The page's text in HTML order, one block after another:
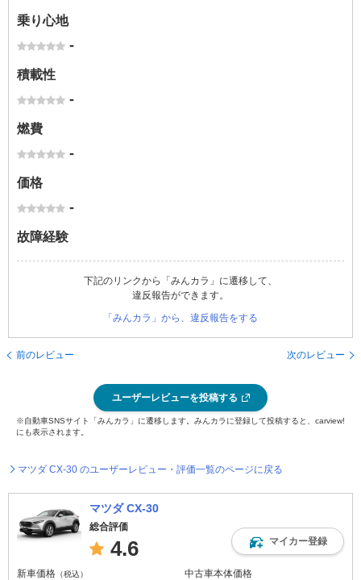
乗り心地
-
積載性
-
燃費
-
価格
-
故障経験
下記のリンクから「みんカラ」に遷移して、
違反報告ができます。
「みんカラ」から、違反報告をする
前のレビュー 次のレビュー
ユーザーレビューを投稿する
※自動車SNSサイト「みんカラ」に遷移します。みんカラに登録して投稿すると、carview!
にも表示されます。
マツダ CX-30 のユーザーレビュー・評価一覧のページに戻る
マツダ CX-30
総合評価
4.6 マイカー登録
新車価格 （税込） 中古車本体価格